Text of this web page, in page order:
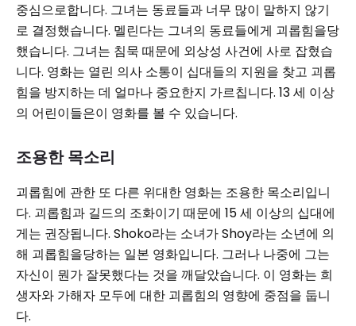
중심으로합니다. 그녀는 동료들과 너무 많이 말하지 않기
로 결정했습니다. 멜린다는 그녀의 동료들에게 괴롭힘을당
했습니다. 그녀는 침묵 때문에 외상성 사건에 사로 잡혔습
니다. 영화는 열린 의사 소통이 십대들의 지원을 찾고 괴롭
힘을 방지하는 데 얼마나 중요한지 가르칩니다. 13 세 이상
의 어린이들은이 영화를 볼 수 있습니다.
조용한 목소리
괴롭힘에 관한 또 다른 위대한 영화는 조용한 목소리입니
다. 괴롭힘과 길드의 조화이기 때문에 15 세 이상의 십대에
게는 권장됩니다. Shoko라는 소녀가 Shoy라는 소년에 의
해 괴롭힘을당하는 일본 영화입니다. 그러나 나중에 그는
자신이 뭔가 잘못했다는 것을 깨달았습니다. 이 영화는 희
생자와 가해자 모두에 대한 괴롭힘의 영향에 중점을 둡니
다.